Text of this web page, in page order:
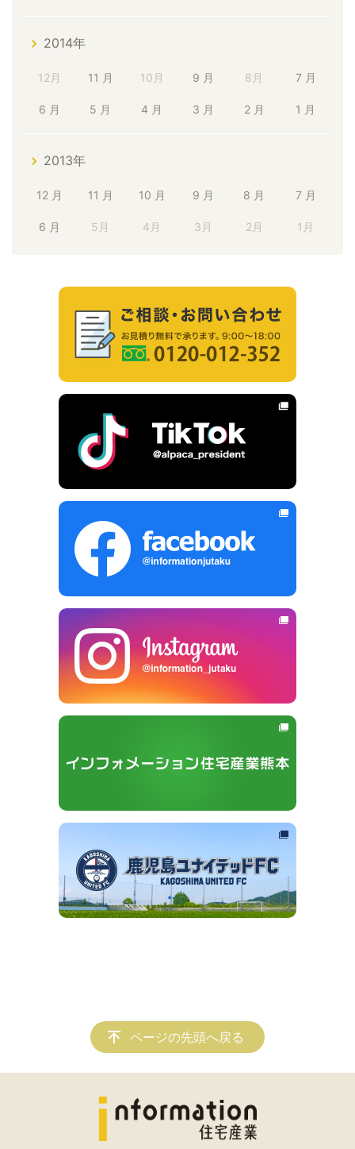
2014年
12月 11 月 10月 9 月 8月 7 月
6 月 5 月 4 月 3 月 2 月 1 月
2013年
12 月 11 月 10 月 9 月 8 月 7 月
6 月 5月 4月 3月 2月 1月
ページの先頭へ戻る